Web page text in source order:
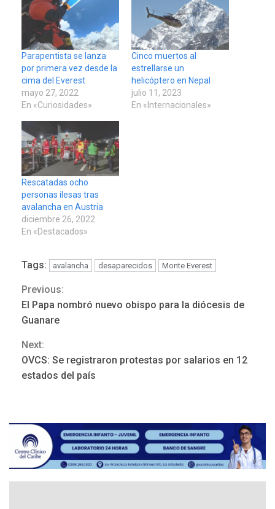
Parapentista se lanza
por primera vez desde la
cima del Everest
mayo 27, 2022
En «Curiosidades»
Cinco muertos al
estrellarse un
helicóptero en Nepal
julio 11, 2023
En «Internacionales»
Rescatadas ocho
personas ilesas tras
avalancha en Austria
diciembre 26, 2022
En «Destacados»
Tags: avalancha desaparecidos Monte Everest
Continue
Reading
Previous:
El Papa nombró nuevo obispo para la diócesis de
Guanare
Next:
OVCS: Se registraron protestas por salarios en 12
estados del país
ÚLTIMA HORA
gestión
REGIONALES ÚLTIMA HORA
Reparan hundimiento de la
«Juan Bautista Arismendi» a